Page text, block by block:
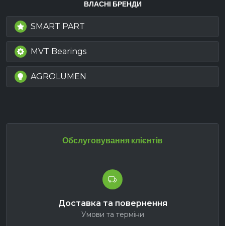
ВЛАСНІ БРЕНДИ
SMART PART
MVT Bearings
AGROLUMEN
Обслуговування клієнтів
Доставка та повернення
Умови та терміни